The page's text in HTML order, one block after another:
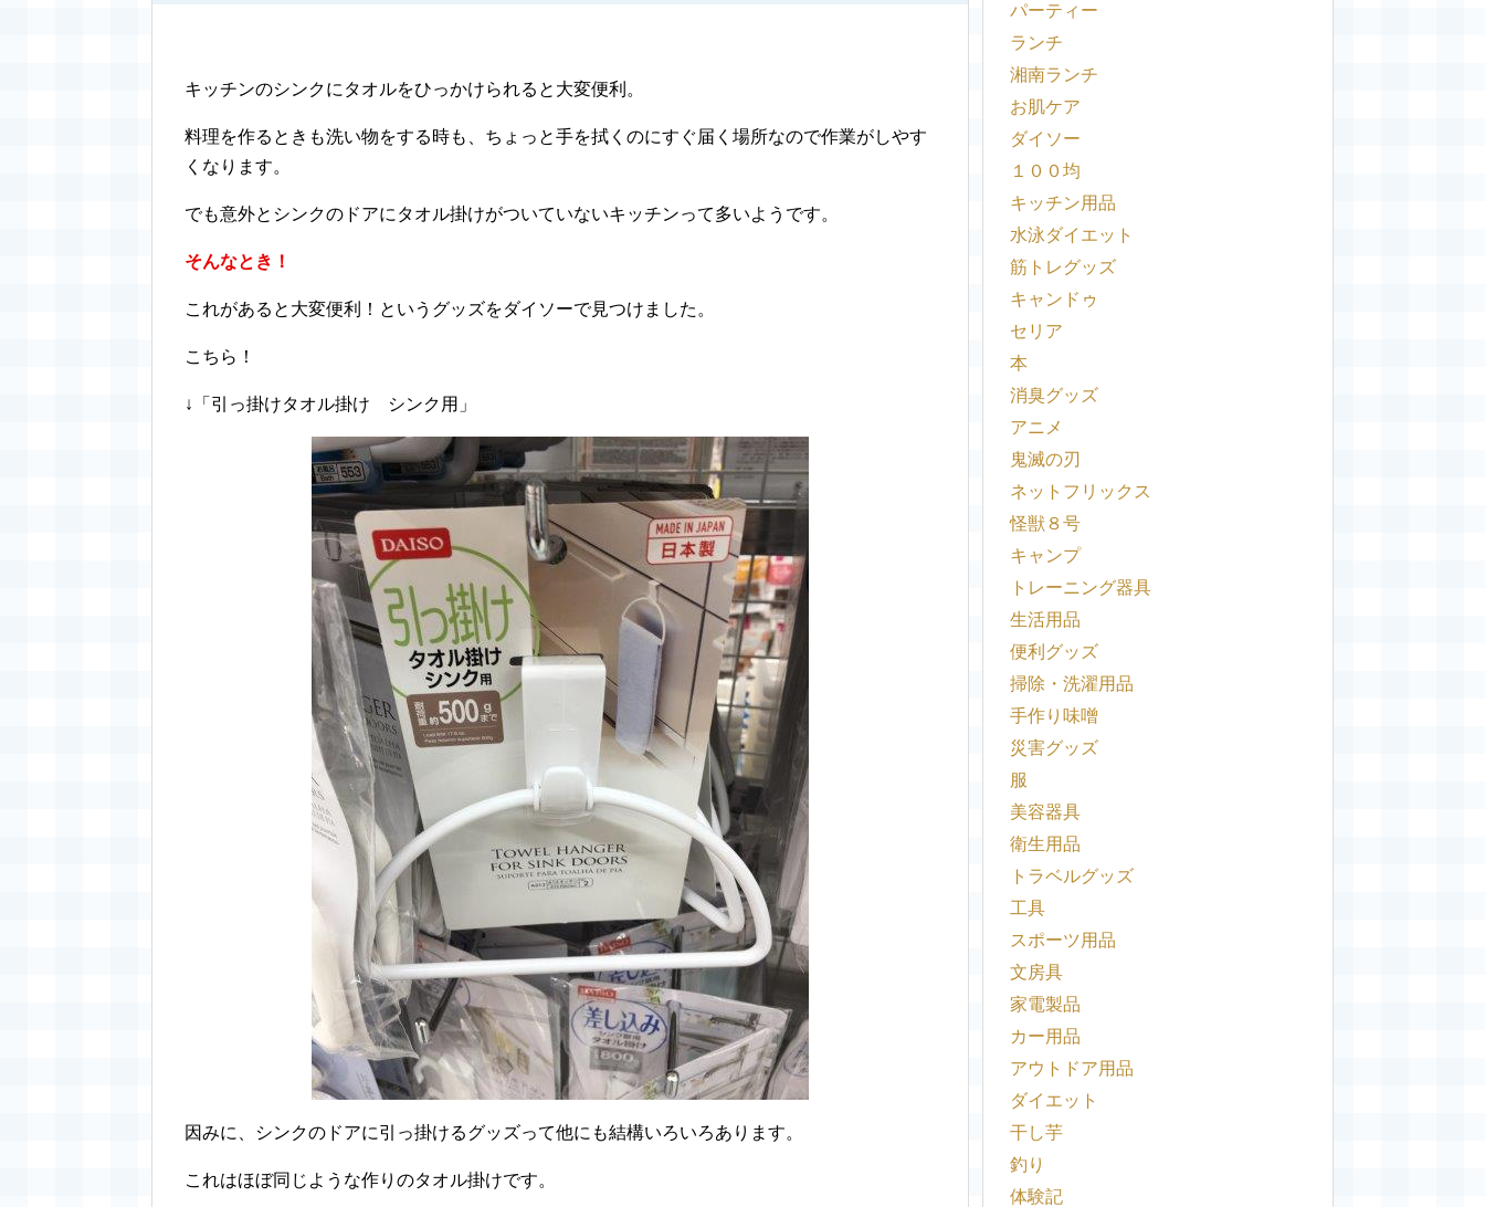
キッチンのシンクにタオルをひっかけられると大変便利。
料理を作るときも洗い物をする時も、ちょっと手を拭くのにすぐ届く場所なので作業がしやす
くなります。
でも意外とシンクのドアにタオル掛けがついていないキッチンって多いようです。
そんなとき！
これがあると大変便利！というグッズをダイソーで見つけました。
こちら！
↓「引っ掛けタオル掛け シンク用」
因みに、シンクのドアに引っ掛けるグッズって他にも結構いろいろあります。
これはほぼ同じような作りのタオル掛けです。
パーティー
ランチ
湘南ランチ
お肌ケア
ダイソー
１００均
キッチン用品
水泳ダイエット
筋トレグッズ
キャンドゥ
セリア
本
消臭グッズ
アニメ
鬼滅の刃
ネットフリックス
怪獣８号
キャンプ
トレーニング器具
生活用品
便利グッズ
掃除・洗濯用品
手作り味噌
災害グッズ
服
美容器具
衛生用品
トラベルグッズ
工具
スポーツ用品
文房具
家電製品
カー用品
アウトドア用品
ダイエット
干し芋
釣り
体験記